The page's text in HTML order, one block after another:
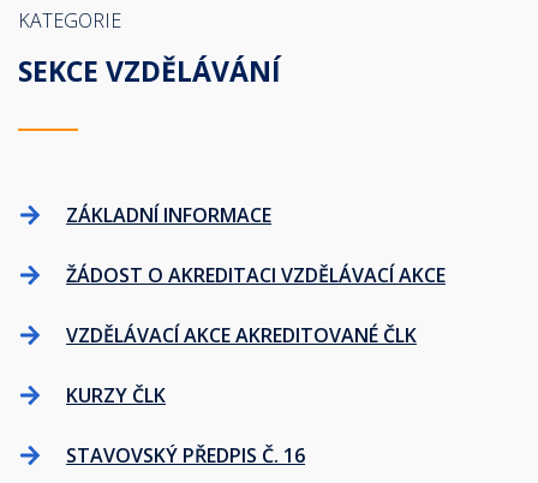
KATEGORIE
SEKCE VZDĚLÁVÁNÍ
ZÁKLADNÍ INFORMACE
ŽÁDOST O AKREDITACI VZDĚLÁVACÍ AKCE
VZDĚLÁVACÍ AKCE AKREDITOVANÉ ČLK
KURZY ČLK
STAVOVSKÝ PŘEDPIS Č. 16